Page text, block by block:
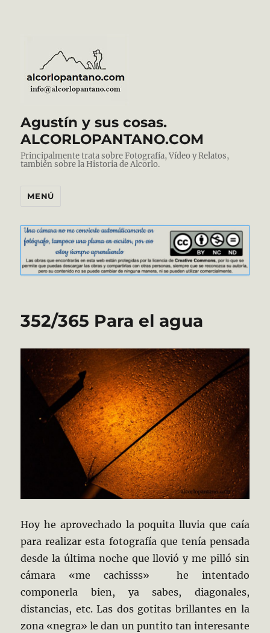
Agustín y sus cosas.
ALCORLOPANTANO.COM
Principalmente trata sobre Fotografía, Vídeo y Relatos,
también sobre la Historia de Alcorlo.
MENÚ
352/365 Para el agua
Hoy he aprovechado la poquita lluvia que caía
para realizar esta fotografía que tenía pensada
desde la última noche que llovió y me pilló sin
cámara «me cachisss» he intentado
componerla bien, ya sabes, diagonales,
distancias, etc. Las dos gotitas brillantes en la
zona «negra» le dan un puntito tan interesante